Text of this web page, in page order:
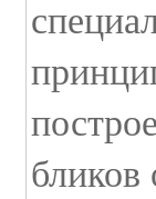
бликов